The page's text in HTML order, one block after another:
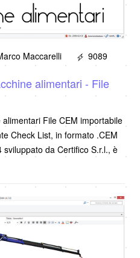
Maccarelli 9089
alimentari - File
File CEM importabile
Check List, in formato .CEM
da Certifico S.r.l., è